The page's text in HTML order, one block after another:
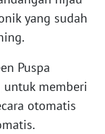
yang sudah
Puspa
memberi
otomatis